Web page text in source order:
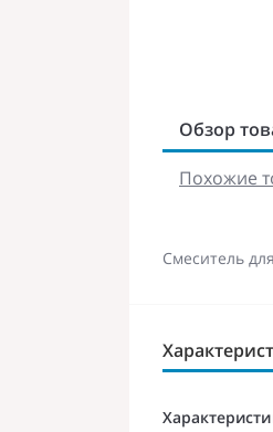
Обзор
Похожие
Смеситель